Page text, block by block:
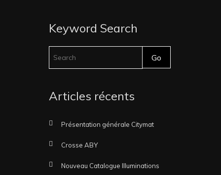
Keyword Search
Articles récents
Présentation générale Citymat
Crosse ABY
Nouveau Catalogue Illuminations